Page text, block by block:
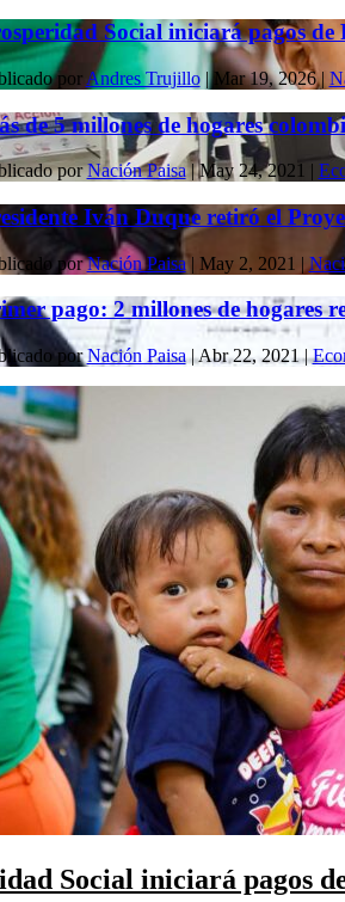
Social iniciará pagos de
por Andres Trujillo|Mar 19, 2026|
de 5 millones de hogares
porNación Paisa|May 24, 2021 |
Iván Duque retiró el
porNación Paisa| May 2, 2021 |
pago: 2 millones de hogares
porNación Paisa|Abr 22, 2021|
Social iniciará pagos